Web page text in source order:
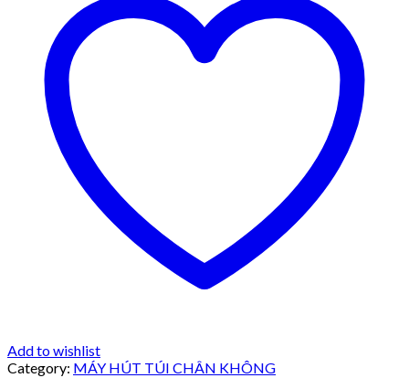
Add to wishlist
Category: MÁY HÚT TÚI CHÂN KHÔNG